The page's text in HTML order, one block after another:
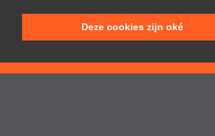
Deze cookies zijn oké
9700 Oudenaarde
T +32 (0)55 45 53 63
Speldenstraat 10